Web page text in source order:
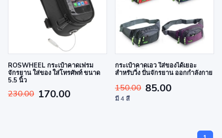
ROSWHEEL กระเป๋าคาดเฟรม
จักรยาน ใส่ของ ใส่โทรศัพท์ ขนาด
5.5 นิ้ว
230.00 170.00
กระเป๋าคาดเอว ใส่ของได้เยอะ
สำหรับวิ่ง ปั่นจักรยาน ออกกำลังกาย
150.00 85.00
มี 4 สี